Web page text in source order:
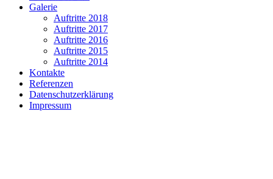
Galerie
Auftritte 2018
Auftritte 2017
Auftritte 2016
Auftritte 2015
Auftritte 2014
Kontakte
Referenzen
Datenschutzerklärung
Impressum